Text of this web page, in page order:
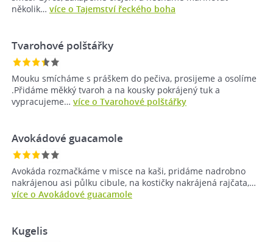
několik… více o Tajemství řeckého boha
Tvarohové polštářky
Mouku smícháme s práškem do pečiva, prosijeme a osolíme
.Přidáme měkký tvaroh a na kousky pokrájený tuk a
vypracujeme… více o Tvarohové polštářky
Avokádové guacamole
Avokáda rozmačkáme v misce na kaši, pridáme nadrobno
nakrájenou asi půlku cibule, na kostičky nakrájená rajčata,…
více o Avokádové guacamole
Kugelis